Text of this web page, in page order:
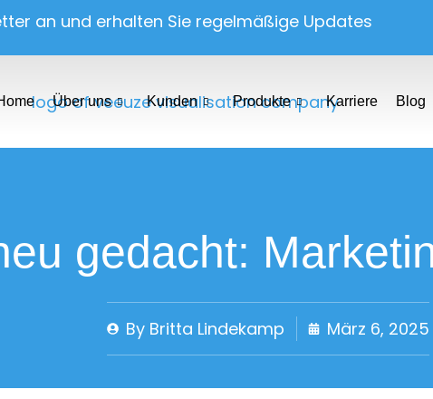
an und erhalten Sie regelmäßige Updates
Über uns Kunden Produkte Karriere Blog
gedacht:
By Britta Lindekamp März 6, 2025